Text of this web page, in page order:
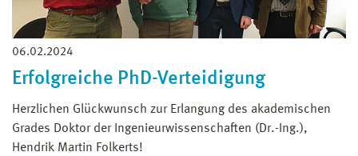
06.02.2024
Erfolgreiche PhD-Verteidigung
Herzlichen Glückwunsch zur Erlangung des akademischen
Grades Doktor der Ingenieurwissenschaften (Dr.-Ing.),
Hendrik Martin Folkerts!